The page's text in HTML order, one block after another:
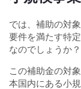
では、補助の対
要件を満たす特
なのでしょうか？
この補助金の対
本国内にある小